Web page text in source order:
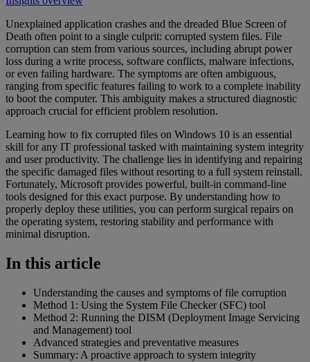
Unexplained application crashes and the dreaded Blue Screen of
Death often point to a single culprit: corrupted system files. File
corruption can stem from various sources, including abrupt power
loss during a write process, software conflicts, malware infections,
or even failing hardware. The symptoms are often ambiguous,
ranging from specific features failing to work to a complete inability
to boot the computer. This ambiguity makes a structured diagnostic
approach crucial for efficient problem resolution.
Learning how to fix corrupted files on Windows 10 is an essential
skill for any IT professional tasked with maintaining system integrity
and user productivity. The challenge lies in identifying and repairing
the specific damaged files without resorting to a full system reinstall.
Fortunately, Microsoft provides powerful, built-in command-line
tools designed for this exact purpose. By understanding how to
properly deploy these utilities, you can perform surgical repairs on
the operating system, restoring stability and performance with
minimal disruption.
In this article
Understanding the causes and symptoms of file corruption
Method 1: Using the System File Checker (SFC) tool
Method 2: Running the DISM (Deployment Image Servicing
and Management) tool
Advanced strategies and preventative measures
Summary: A proactive approach to system integrity